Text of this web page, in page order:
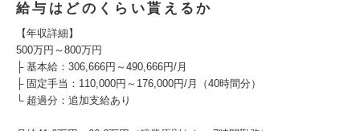
給与はどのくらい貰えるか
【年収詳細】
500万円～800万円
├ 基本給：306,666円～490,666円/月
├ 固定手当：110,000円～176,000円/月（40時間分）
└ 超過分：追加支給あり